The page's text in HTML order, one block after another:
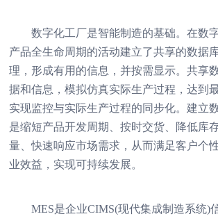
数字化工厂是智能制造的基础。在数
产品全生命周期的活动建立了共享的数据
理，形成有用的信息，并按需显示。共享
据和信息，模拟仿真实际生产过程，达到
实现监控与实际生产过程的同步化。建立
是缩短产品开发周期、按时交货、降低库
量、快速响应市场需求，从而满足客户个
业效益，实现可持续发展。
MES是企业CIMS(现代集成制造系统)信